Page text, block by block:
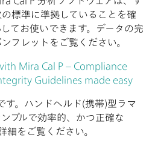
標準に準拠していることを確
てお使いできます。データの完
フレットをご覧ください。
Mira Cal P – Compliance
Guidelines made easy
す。ハンドヘルド(携帯)型ラマ
プルで効率的、かつ正確な
細をご覧ください。